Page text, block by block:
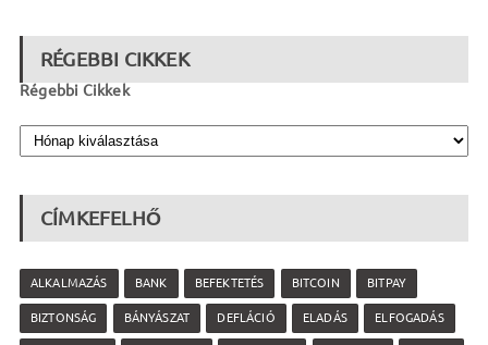
RÉGEBBI CIKKEK
Régebbi Cikkek
CÍMKEFELHŐ
ALKALMAZÁS BANK BEFEKTETÉS BITCOIN BITPAY
BIZTONSÁG BÁNYÁSZAT DEFLÁCIÓ ELADÁS ELFOGADÁS